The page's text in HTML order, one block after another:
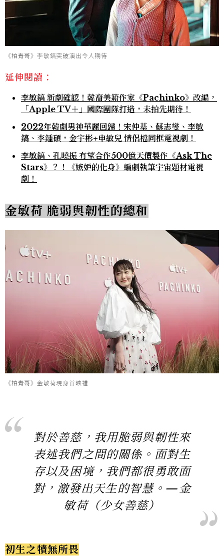
《柏青哥》李敏鎬突破演出令人期待
延伸閱讀：
李敏鎬 新劇確認！韓裔美籍作家《Pachinko》改編，
「Apple TV＋」國際團隊打造，未拍先期待！
2022年韓劇男神華麗回歸！宋仲基、蘇志燮、李敏
鎬、李鍾碩，金宇彬+申敏兒 情侶檔同框電視劇！
李敏鎬、孔曉振 有望合作500億天價製作《Ask The
Stars》？！《嫉妒的化身》編劇執筆宇宙題材電視
劇！
金敏荷 脆弱與韌性的總和
《柏青哥》金敏荷現身首映禮
對於善慈，我用脆弱與韌性來
表述我們之間的關係。面對生
存以及困境，我們都很勇敢面
對，激發出天生的智慧。—金
敏荷（少女善慈）
初生之犢無所畏